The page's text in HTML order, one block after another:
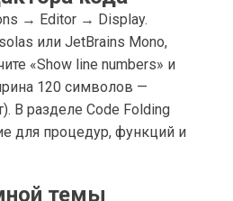
→ Editor → Display.
или JetBrains Mono,
«Show line numbers» и
120 символов —
В разделе Code Folding
для процедур, функций и
темы